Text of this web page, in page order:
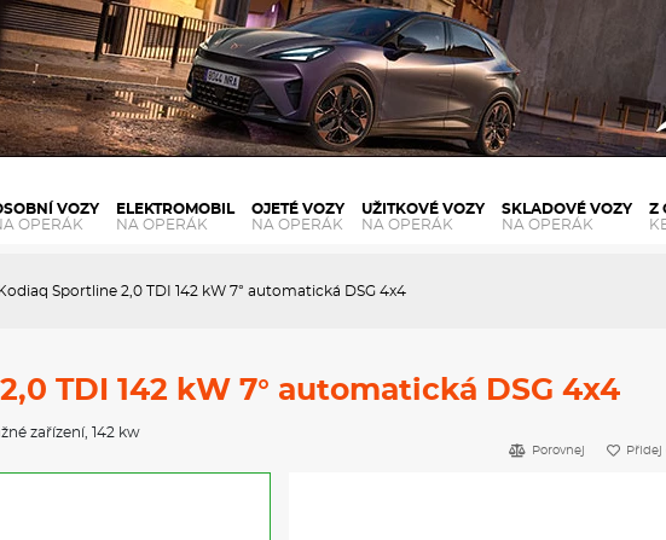
VOZY
OPERÁK
ELEKTROMOBIL
NA OPERÁK
OJETÉ VOZY
NA OPERÁK
UŽITKOVÉ VOZY
NA OPERÁK
SKLADOVÉ VOZY
NA OPERÁK
Z
Sportline 2,0 TDI 142 kW 7° automatická DSG 4x4
TDI 142 kW 7° automatická DSG 4x4
zařízení, 142 kw
Porovnej Přidej